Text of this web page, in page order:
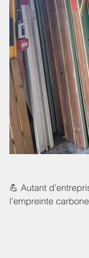
💪 Autant
l’empreinte